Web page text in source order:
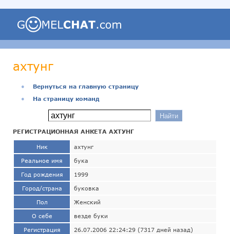
ахтунг
●
Вернуться на главную страницу
●
На страницу команд
РЕГИСТРАЦИОННАЯ АНКЕТА АХТУНГ
Ник ахтунг
Реальное имя бука
Год рождения 1999
Город/страна буковка
Пол Женский
О себе везде буки
Регистрация 26.07.2006 22:24:29 (7317 дней назад)